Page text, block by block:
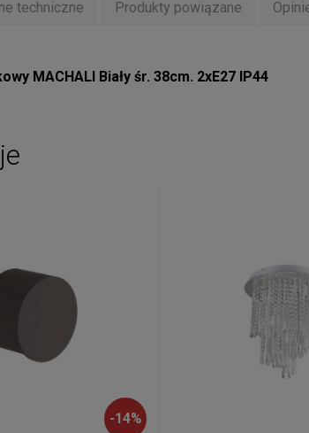
techniczne Produkty powiązane
MACHALI Biały śr. 38cm. 2xE27 IP44
-14%